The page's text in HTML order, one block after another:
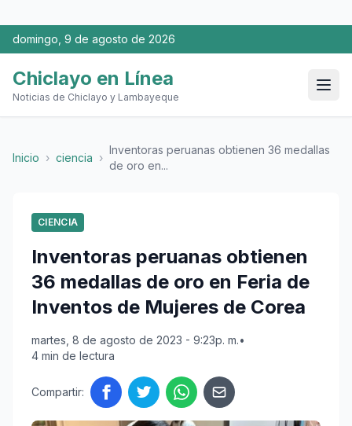
domingo, 9 de agosto de 2026
Chiclayo en Línea
Noticias de Chiclayo y Lambayeque
Inicio › ciencia ›
Inventoras peruanas obtienen 36 medallas
de oro en...
CIENCIA
Inventoras peruanas obtienen
36 medallas de oro en Feria de
Inventos de Mujeres de Corea
martes, 8 de agosto de 2023 - 9:23p. m.•
4 min de lectura
Compartir: